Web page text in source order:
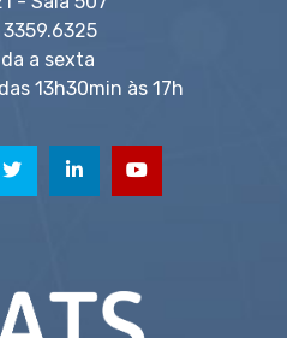
3359.6325
a sexta
13h30min às 17h